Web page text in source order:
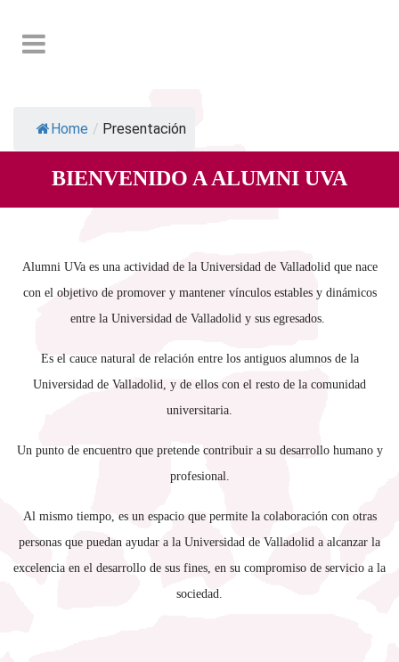
Home / Presentación
BIENVENIDO A ALUMNI UVA
Alumni UVa es una actividad de la Universidad de Valladolid que nace
con el objetivo de promover y mantener vínculos estables y dinámicos
entre la Universidad de Valladolid y sus egresados.
Es el cauce natural de relación entre los antiguos alumnos de la
Universidad de Valladolid, y de ellos con el resto de la comunidad
universitaria.
Un punto de encuentro que pretende contribuir a su desarrollo humano y
profesional.
Al mismo tiempo, es un espacio que permite la colaboración con otras
personas que puedan ayudar a la Universidad de Valladolid a alcanzar la
excelencia en el desarrollo de sus fines, en su compromiso de servicio a la
sociedad.